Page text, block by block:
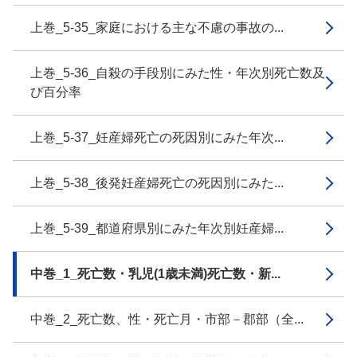
上巻_5-35_家庭における主な不慮の事故の...
上巻_5-36_自殺の手段別にみた性・年次別死亡数及
び百分率
上巻_5-37_妊産婦死亡の死因別にみた年次...
上巻_5-38_後発妊産婦死亡の死因別にみた...
上巻_5-39_都道府県別にみた年次別妊産婦...
中巻_1_死亡数・乳児(1歳未満)死亡数・新...
中巻_2_死亡数、性・死亡月・市部－郡部（全...